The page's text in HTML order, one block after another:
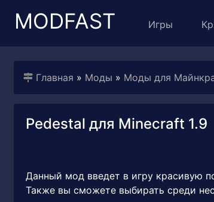
MODFAST Игры
Главная » Моды » Моды для
Pedestal для Minecraft 1.9
Данный мод введет в игру красивую
Также вы сможете выбирать среди